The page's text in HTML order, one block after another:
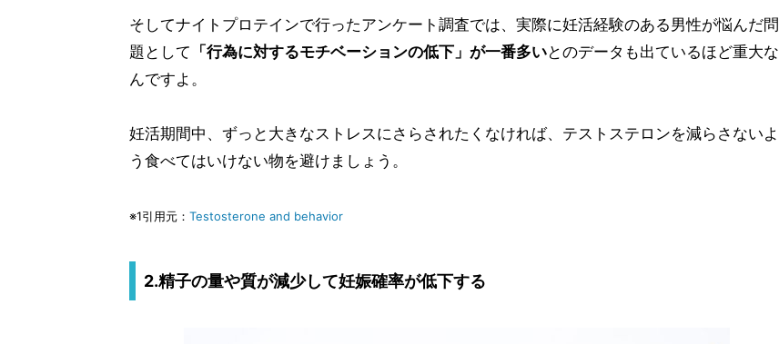
そしてナイトプロテインで行ったアンケート調査では、実際に妊活経験のある男性が悩んだ問
題として 「行為に対するモチベーションの低下」が一番多いとのデータも出ているほど重大な
んですよ。
妊活期間中、ずっと大きなストレスにさらされたくなければ、テストステロンを減らさないよ
う食べてはいけない物を避けましょう。
※1引用元： Testosterone and behavior
2.精子の量や質が減少して妊娠確率が低下する